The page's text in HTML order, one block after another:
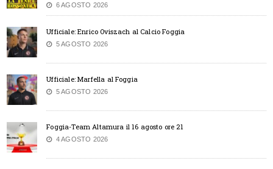
6 AGOSTO 2026
Ufficiale: Enrico Oviszach al Calcio Foggia
5 AGOSTO 2026
Ufficiale: Marfella al Foggia
5 AGOSTO 2026
Foggia-Team Altamura il 16 agosto ore 21
4 AGOSTO 2026